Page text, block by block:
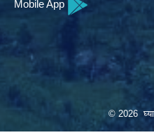
Mobile App
© 2026